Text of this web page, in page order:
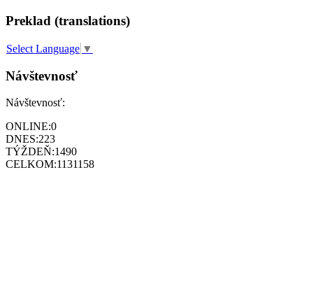
Preklad (translations)
Select Language ▼
Návštevnosť
Návštevnosť:
ONLINE:0
DNES:223
TÝŽDEŇ:1490
CELKOM:1131158